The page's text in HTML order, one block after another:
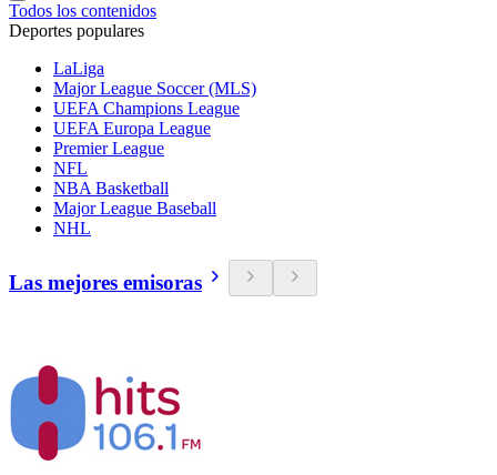
Todos los contenidos
Deportes populares
LaLiga
Major League Soccer (MLS)
UEFA Champions League
UEFA Europa League
Premier League
NFL
NBA Basketball
Major League Baseball
NHL
Las mejores emisoras